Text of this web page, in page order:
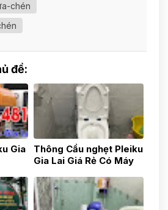
chén
đề:
Gia
Thông Cầu nghẹt Pleiku
Gia Lai Giá Rẻ Có Máy